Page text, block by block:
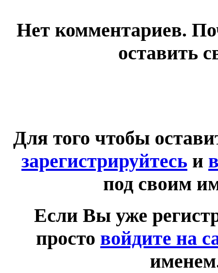
Нет комментариев.
оставить
Для того чтобы
зарегистрируйтесь и
под своим
Если Вы уже
просто войдите на